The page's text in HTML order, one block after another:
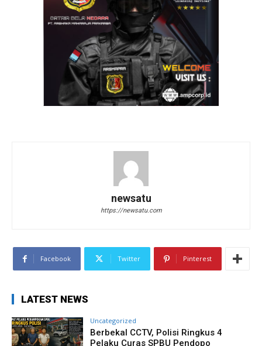
newsatu
https://newsatu.com
Facebook Twitter Pinterest
LATEST NEWS
Uncategorized
Berbekal CCTV, Polisi Ringkus 4
Pelaku Curas SPBU Pendopo